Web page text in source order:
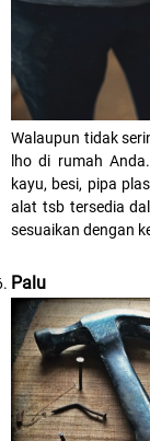
Walaupun tidak
lho di rumah
kayu, besi, pipa
alat tsb tersedia
sesuaikan dengan
Palu